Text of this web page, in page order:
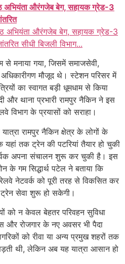
अभियंता औरंगजेब बेग, सहायक ग्रेड-3
अभियंता औरंगजेब बेग, सहायक ग्रेड-3
सीधी बिजली विभाग...
से मनाया गया, जिसमें समाजसेवी,
मौजूद थे। स्टेशन परिसर में
का स्वागत बड़ी धूमधाम से किया
और थाना प्रभारी रामपुर नैकिन ने इस
विभाग के प्रयासों को सराहा।
रामपुर नैकिन क्षेत्र के लोगों के
तक ट्रेन की पटरियां तैयार हो चुकी
अपना संचालन शुरू कर चुकी है। इस
के गम सिद्धार्थ पटेल ने बताया कि
नेटवर्क को पूरी तरह से विकसित कर
ट्रेन सेवा शुरू हो सकेगी।
को न केवल बेहतर परिवहन सुविधा
और रोजगार के नए अवसर भी पैदा
को रीवा या अन्य प्रमुख शहरों तक
थी, लेकिन अब यह यात्रा आसान हो